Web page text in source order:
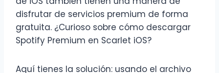
disfrutar de servicios premium de forma
gratuita. ¿Curioso sobre cómo descargar
Spotify Premium en Scarlet iOS?
Aquí tienes la solución: usando el archivo